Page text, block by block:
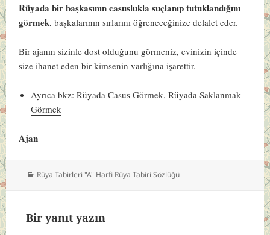
Rüyada bir başkasının casuslukla suçlanıp tutuklandığını
görmek, başkalarının sırlarını öğreneceğinize delalet eder.
Bir ajanın sizinle dost olduğunu görmeniz, evinizin içinde
size ihanet eden bir kimsenin varlığına işarettir.
Ayrıca bkz:Rüyada Casus Görmek,Rüyada Saklanmak
Görmek
Ajan
Kategoriler
Rüya Tabirleri "A" Harfi Rüya Tabiri Sözlüğü
Bir yanıt yazın